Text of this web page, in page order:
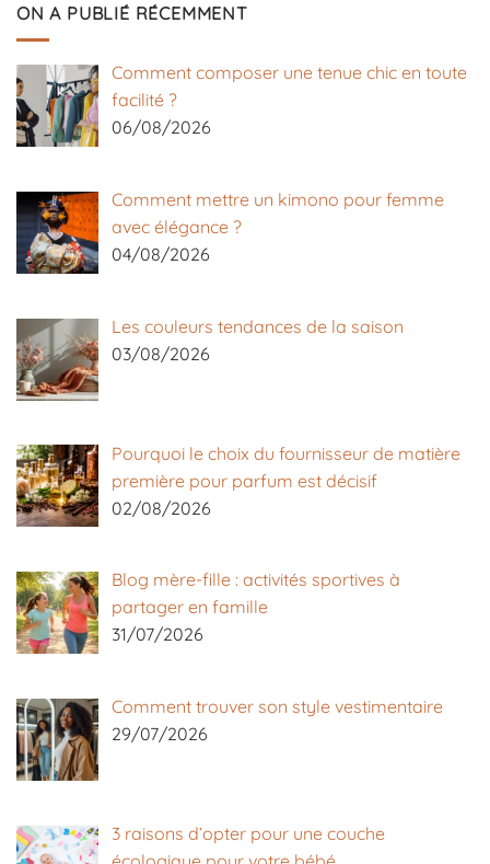
ON A PUBLIÉ RÉCEMMENT
Comment composer une tenue chic en toute
facilité ?
06/08/2026
Comment mettre un kimono pour femme
avec élégance ?
04/08/2026
Les couleurs tendances de la saison
03/08/2026
Pourquoi le choix du fournisseur de matière
première pour parfum est décisif
02/08/2026
Blog mère-fille : activités sportives à
partager en famille
31/07/2026
Comment trouver son style vestimentaire
29/07/2026
3 raisons d’opter pour une couche